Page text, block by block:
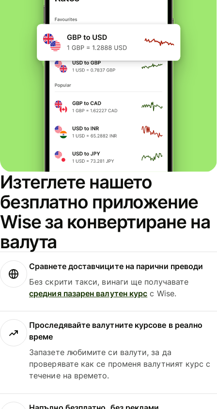
Изтеглете нашето
безплатно приложение
Wise за конвертиране на
валута
Сравнете доставчиците на парични преводи
Без скрити такси, винаги ще получавате
средния пазарен валутен курс с Wise.
Проследявайте валутните курсове в реално
време
Запазете любимите си валути, за да
проверявате как се променя валутният курс с
течение на времето.